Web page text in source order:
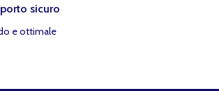
sicuro
e ottimale